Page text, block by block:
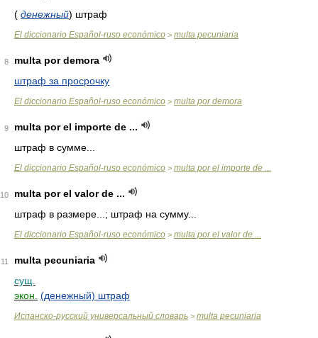
( денежный) штраф
El diccionario Español-ruso económico > multa pecuniaria
8
multa por demora
штраф за просрочку
El diccionario Español-ruso económico > multa por demora
9
multa por el importe de ...
штраф в сумме...
El diccionario Español-ruso económico > multa por el importe de ...
10
multa por el valor de ...
штраф в размере...; штраф на сумму...
El diccionario Español-ruso económico > multa por el valor de ...
11
multa pecuniaria
сущ.
экон. (денежный) штраф
Испанско-русский универсальный словарь > multa pecuniaria